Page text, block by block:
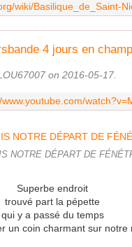
wiki/Basilique_de_Saint-
4 jours en
on 2016-05-17.
www.youtube.com/
NOTRE DÉPART DE
Superbe endroit
trouvé part la pépette
qui y a passé du temps
un coin charmant sur notre